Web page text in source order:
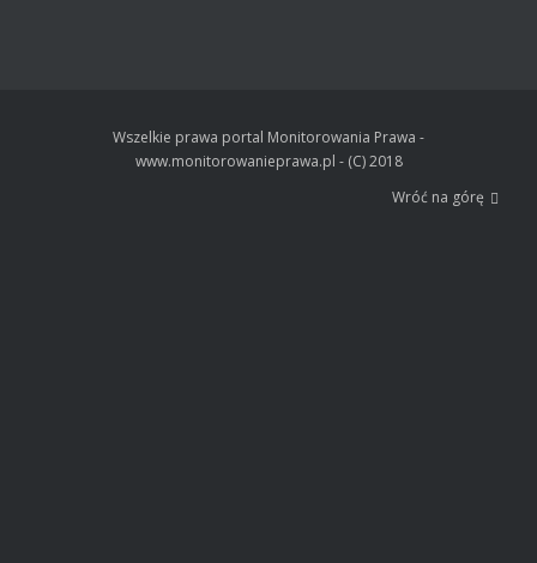
Wszelkie prawa portal Monitorowania Prawa -
www.monitorowanieprawa.pl - (C) 2018
Wróć na górę